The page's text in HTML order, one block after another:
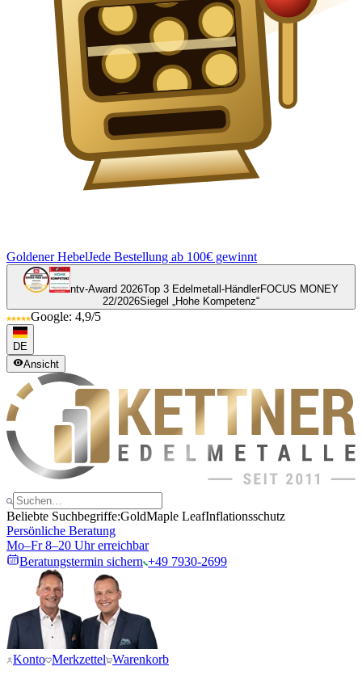
Goldener HebelJede Bestellung ab 100€ gewinnt
ntv-Award 2026Top 3 Edelmetall-HändlerFOCUS MONEY
22/2026Siegel „Hohe Kompetenz“
Google: 4,9/5
DE
Ansicht
Beliebte Suchbegriffe:GoldMaple LeafInflationsschutz
Persönliche Beratung
Mo–Fr 8–20 Uhr erreichbar
Beratungstermin sichern +49 7930-2699
Konto Merkzettel Warenkorb